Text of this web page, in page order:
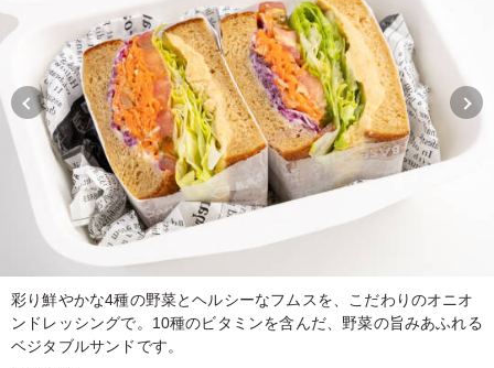
彩り鮮やかな4種の野菜とヘルシーなフムスを、こだわりのオニオ
ンドレッシングで。10種のビタミンを含んだ、野菜の旨みあふれる
ベジタブルサンドです。